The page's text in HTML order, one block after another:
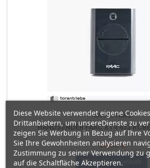
MARKE:FAAC
HANDSENDER FAAC XT4 433
Preis
34,00 €
 In den Warenkorb
Diese Website verwendet eigene
Drittanbietern, um unsereDienste zu
zeigen Sie Werbung in Bezug auf Ihre
Sie Ihre Gewohnheiten analysieren
Zustimmung zu seiner Verwendung zu
auf die Schaltfläche Akzeptieren.